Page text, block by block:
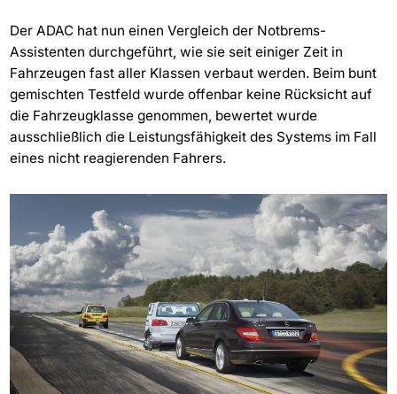
Der ADAC hat nun einen Vergleich der Notbrems-
Assistenten durchgeführt, wie sie seit einiger Zeit in
Fahrzeugen fast aller Klassen verbaut werden. Beim bunt
gemischten Testfeld wurde offenbar keine Rücksicht auf
die Fahrzeugklasse genommen, bewertet wurde
ausschließlich die Leistungsfähigkeit des Systems im Fall
eines nicht reagierenden Fahrers.